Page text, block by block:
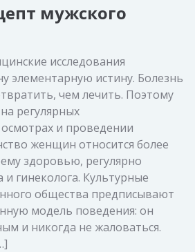
мужского
исследования
элементарную истину. Болезнь
чем лечить. Поэтому
регулярных
и проведении
женщин относится более
здоровью, регулярно
гинеколога. Культурные
общества предписывают
модель поведения: он
и никогда не жаловаться.